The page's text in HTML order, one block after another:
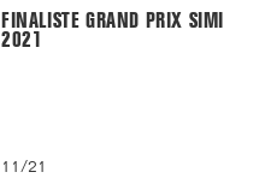
FINALISTE GRAND PRIX SIMI
2021
11/21